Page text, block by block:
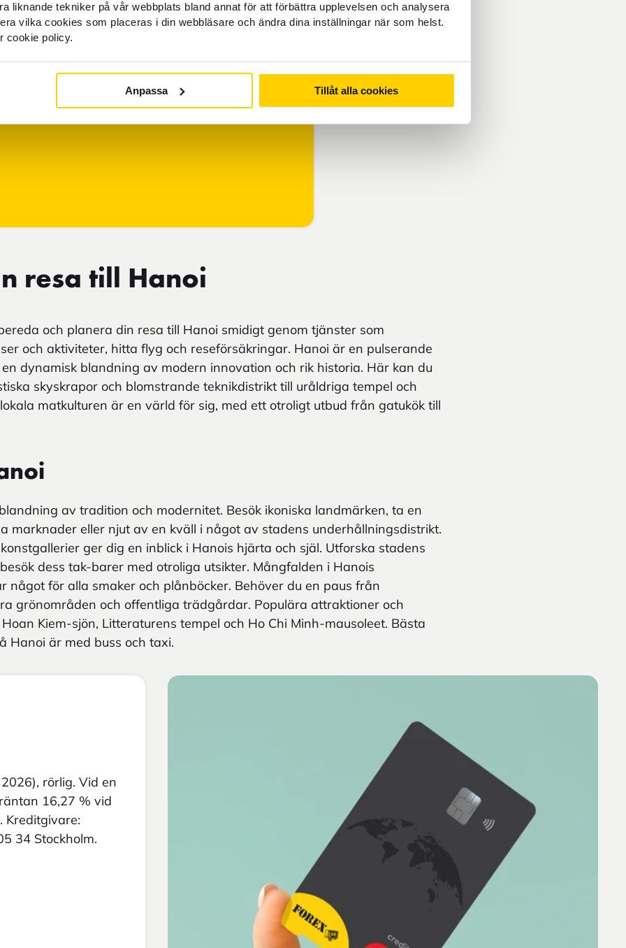
liknande tekniker på vår webbplats bland annat för att förbättra upplevelsen och analysera
vilka cookies som placeras i din webbläsare och ändra dina inställningar när som helst.
cookie policy.
Anpassa Tillåt alla cookies
resa till Hanoi
och planera din resa till Hanoi smidigt genom tjänster som
och aktiviteter, hitta flyg och reseförsäkringar. Hanoi är en pulserande
dynamisk blandning av modern innovation och rik historia. Här kan du
skyskrapor och blomstrande teknikdistrikt till uråldriga tempel och
matkulturen är en värld för sig, med ett otroligt utbud från gatukök till
av tradition och modernitet. Besök ikoniska landmärken, ta en
marknader eller njut av en kväll i något av stadens underhållningsdistrikt.
ger dig en inblick i Hanois hjärta och själ. Utforska stadens
dess tak-barer med otroliga utsikter. Mångfalden i Hanois
något för alla smaker och plånböcker. Behöver du en paus från
grönområden och offentliga trädgårdar. Populära attraktioner och
Kiem-sjön, Litteraturens tempel och Ho Chi Minh-mausoleet. Bästa
Hanoi är med buss och taxi.
rörlig. Vid en
16,27 % vid
Kreditgivare:
34 Stockholm.